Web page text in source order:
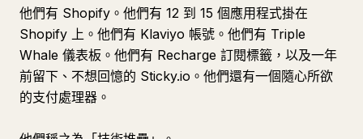
他們有 Shopify。他們有 12 到 15 個應用程式掛在
Shopify 上。他們有 Klaviyo 帳號。他們有 Triple
Whale 儀表板。他們有 Recharge 訂閱標籤，以及一年
前留下、不想回憶的 Sticky.io。他們還有一個隨心所欲
的支付處理器。